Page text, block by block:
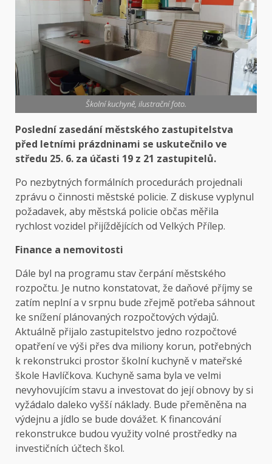
Školní kuchyně, ilustrační foto.
Poslední zasedání městského zastupitelstva
před letními prázdninami se uskutečnilo ve
středu 25. 6. za účasti 19 z 21 zastupitelů.
Po nezbytných formálních procedurách projednali
zprávu o činnosti městské policie. Z diskuse vyplynul
požadavek, aby městská policie občas měřila
rychlost vozidel přijíždějících od Velkých Přílep.
Finance a nemovitosti
Dále byl na programu stav čerpání městského
rozpočtu. Je nutno konstatovat, že daňové příjmy se
zatím neplní a v srpnu bude zřejmě potřeba sáhnout
ke snížení plánovaných rozpočtových výdajů.
Aktuálně přijalo zastupitelstvo jedno rozpočtové
opatření ve výši přes dva miliony korun, potřebných
k rekonstrukci prostor školní kuchyně v mateřské
škole Havlíčkova. Kuchyně sama byla ve velmi
nevyhovujícím stavu a investovat do její obnovy by si
vyžádalo daleko vyšší náklady. Bude přeměněna na
výdejnu a jídlo se bude dovážet. K financování
rekonstrukce budou využity volné prostředky na
investičních účtech škol.